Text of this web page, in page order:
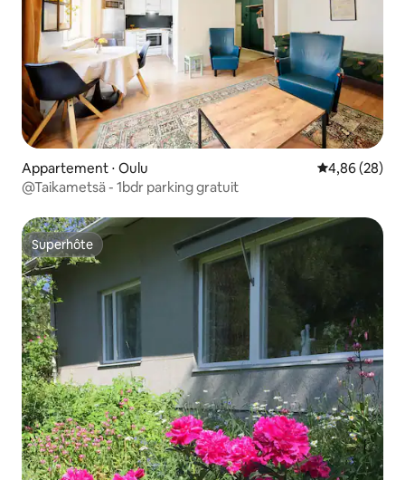
Appartement ⋅ Oulu Évaluation
4,86 (28)
@Taikametsä - 1bdr parking gratuit
Superhôte
Superhôte